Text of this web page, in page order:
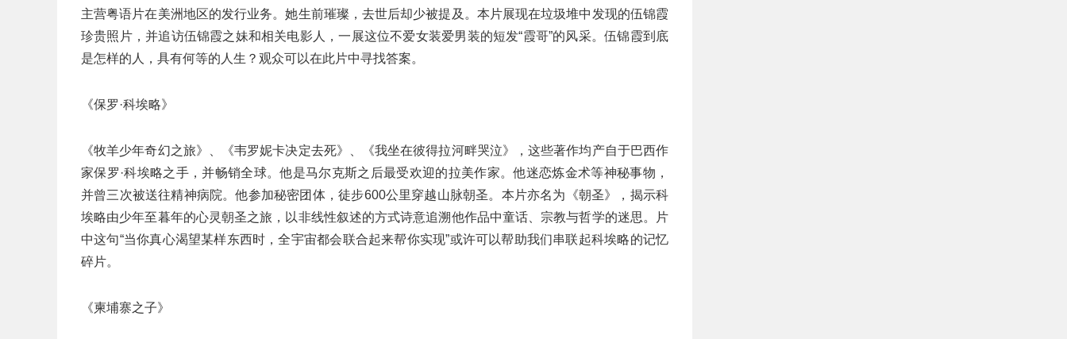
主营粤语片在美洲地区的发行业务。她生前璀璨，去世后却少被提及。本片展现在垃圾堆中发现的伍锦霞
珍贵照片，并追访伍锦霞之妹和相关电影人，一展这位不爱女装爱男装的短发“霞哥”的风采。伍锦霞到底
是怎样的人，具有何等的人生？观众可以在此片中寻找答案。
《保罗·科埃略》
《牧羊少年奇幻之旅》、《韦罗妮卡决定去死》、《我坐在彼得拉河畔哭泣》，这些著作均产自于巴西作
家保罗·科埃略之手，并畅销全球。他是马尔克斯之后最受欢迎的拉美作家。他迷恋炼金术等神秘事物，
并曾三次被送往精神病院。他参加秘密团体，徒步600公里穿越山脉朝圣。本片亦名为《朝圣》，揭示科
埃略由少年至暮年的心灵朝圣之旅，以非线性叙述的方式诗意追溯他作品中童话、宗教与哲学的迷思。片
中这句“当你真心渴望某样东西时，全宇宙都会联合起来帮你实现”或许可以帮助我们串联起科埃略的记忆
碎片。
《柬埔寨之子》